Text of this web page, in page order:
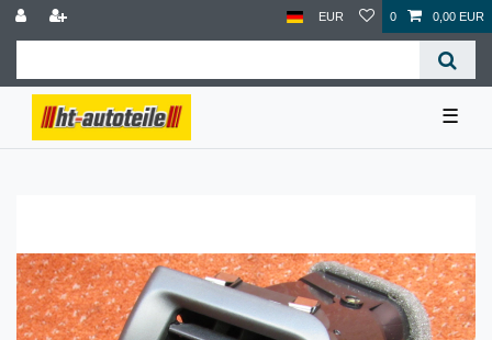
EUR 0 0,00 EUR
☰